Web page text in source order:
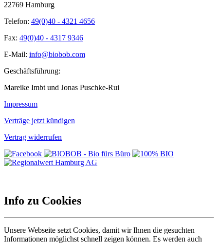
22769 Hamburg
Telefon: 49(0)40 - 4321 4656
Fax: 49(0)40 - 4317 9346
E-Mail: info@biobob.com
Geschäftsführung:
Mareike Imbt und Jonas Puschke-Rui
Impressum
Verträge jetzt kündigen
Vertrag widerrufen
Info zu Cookies
Unsere Webseite setzt Cookies, damit wir Ihnen die gesuchten
Informationen möglichst schnell zeigen können. Es werden auch